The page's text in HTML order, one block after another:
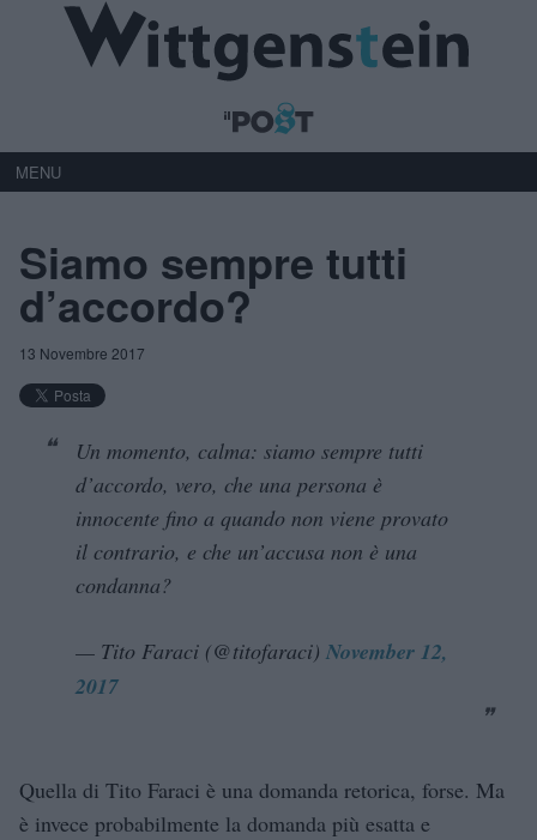
MENU
Siamo sempre tutti
d’accordo?
13 Novembre 2017
Un momento, calma: siamo sempre tutti
d’accordo, vero, che una persona è
innocente fino a quando non viene provato
il contrario, e che un’accusa non è una
condanna?
— Tito Faraci (@titofaraci) November 12,
2017
Quella di Tito Faraci è una domanda retorica, forse. Ma
è invece probabilmente la domanda più esatta e